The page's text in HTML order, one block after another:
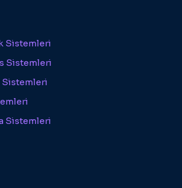
Sistemleri
Sistemleri
Sistemleri
Sistemleri